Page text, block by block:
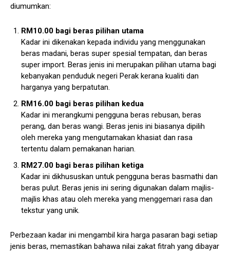
diumumkan:
RM10.00 bagi beras pilihan utama
Kadar ini dikenakan kepada individu yang menggunakan
beras madani, beras super spesial tempatan, dan beras
super import. Beras jenis ini merupakan pilihan utama bagi
kebanyakan penduduk negeri Perak kerana kualiti dan
harganya yang berpatutan.
RM16.00 bagi beras pilihan kedua
Kadar ini merangkumi pengguna beras rebusan, beras
perang, dan beras wangi. Beras jenis ini biasanya dipilih
oleh mereka yang mengutamakan khasiat dan rasa
tertentu dalam pemakanan harian.
RM27.00 bagi beras pilihan ketiga
Kadar ini dikhususkan untuk pengguna beras basmathi dan
beras pulut. Beras jenis ini sering digunakan dalam majlis-
majlis khas atau oleh mereka yang menggemari rasa dan
tekstur yang unik.
Perbezaan kadar ini mengambil kira harga pasaran bagi setiap
jenis beras, memastikan bahawa nilai zakat fitrah yang dibayar